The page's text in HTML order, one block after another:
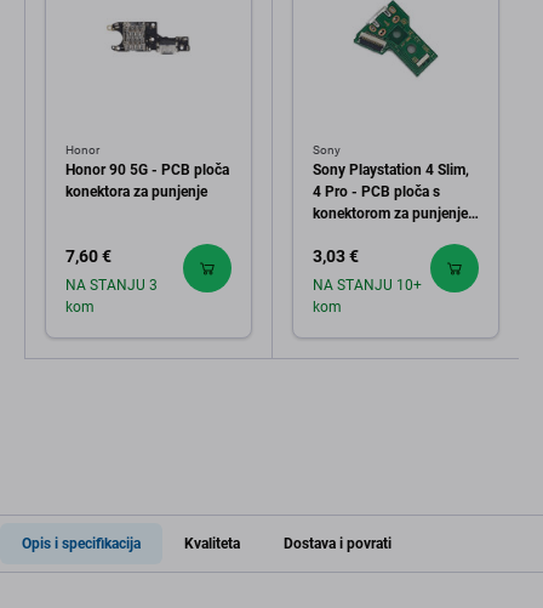
Honor
Honor 90 5G - PCB ploča
konektora za punjenje
7,60 €
NA STANJU 3
kom
Sony
Sony Playstation 4 Slim,
4 Pro - PCB ploča s
konektorom za punjenje
ZCT2)
3,03 €
NA STANJU 10+
kom
Opis i specifikacija Kvaliteta Dostava i povrati